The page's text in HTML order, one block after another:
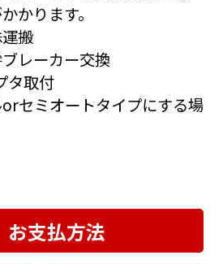
かります。
搬
レーカー交換
タ取付
セミオートタイプにする場
お支払方法